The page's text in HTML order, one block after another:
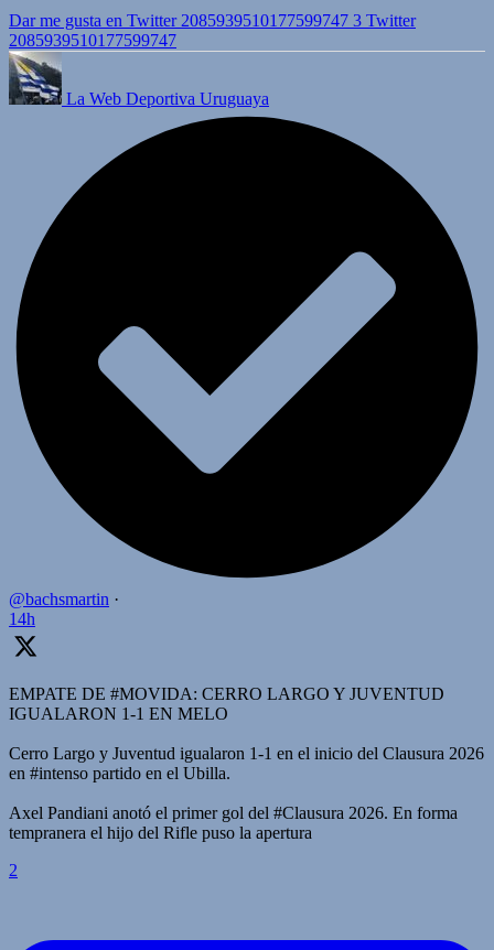
Dar me gusta en Twitter 2085939510177599747 3 Twitter
2085939510177599747
La Web Deportiva Uruguaya
@bachsmartin ·
14h
EMPATE DE #MOVIDA: CERRO LARGO Y JUVENTUD
IGUALARON 1-1 EN MELO
Cerro Largo y Juventud igualaron 1-1 en el inicio del Clausura 2026
en #intenso partido en el Ubilla.
Axel Pandiani anotó el primer gol del #Clausura 2026. En forma
tempranera el hijo del Rifle puso la apertura
2